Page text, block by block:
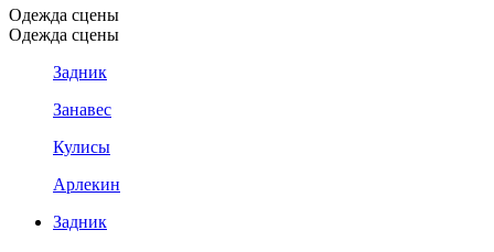
Одежда сцены
Одежда сцены
Задник
Занавес
Кулисы
Арлекин
Задник